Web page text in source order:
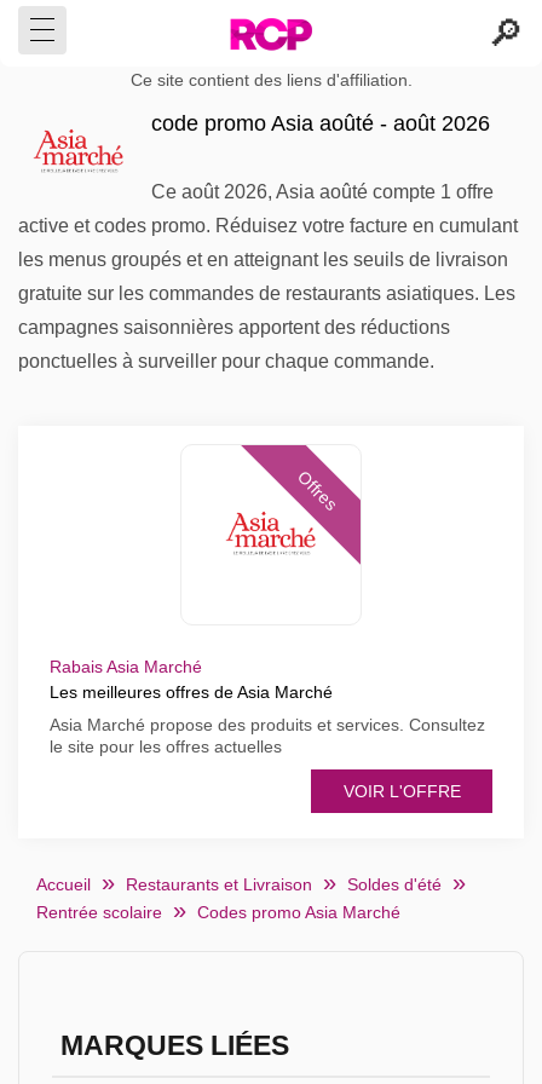
Ce site contient des liens d'affiliation.
code promo Asia aoûté - août 2026
Ce août 2026, Asia aoûté compte 1 offre
active et codes promo. Réduisez votre facture en cumulant
les menus groupés et en atteignant les seuils de livraison
gratuite sur les commandes de restaurants asiatiques. Les
campagnes saisonnières apportent des réductions
ponctuelles à surveiller pour chaque commande.
Offres
Rabais Asia Marché
Les meilleures offres de Asia Marché
Asia Marché propose des produits et services. Consultez
le site pour les offres actuelles
VOIR L'OFFRE
Accueil Restaurants et Livraison
Soldes d'été
Rentrée scolaire
Codes promo Asia Marché
MARQUES LIÉES